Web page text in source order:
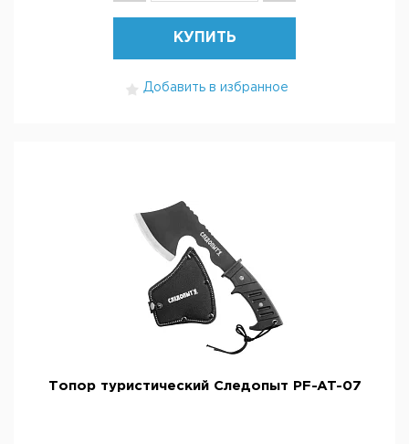
КУПИТЬ
Добавить в избранное
Топор туристический Следопыт PF-AT-07